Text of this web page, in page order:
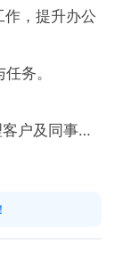
，提升办公
务。
户及同事间
处理能力。